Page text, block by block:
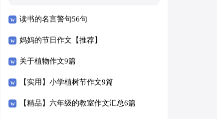
读书的名言警句56句
妈妈的节日作文【推荐】
关于植物作文9篇
【实用】小学植树节作文9篇
【精品】六年级的教室作文汇总6篇